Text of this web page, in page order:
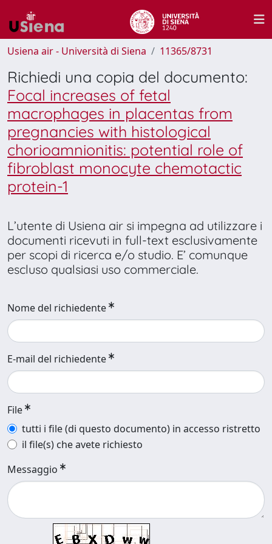
Usiena air - Università di Siena 11365/8731
Richiedi una copia del documento:
Focal increases of fetal
macrophages in placentas from
pregnancies with histological
chorioamnionitis: potential role of
fibroblast monocyte chemotactic
protein-1
L’utente di Usiena air si impegna ad utilizzare i
documenti ricevuti in full-text esclusivamente
per scopi di ricerca e/o studio. E’ comunque
escluso qualsiasi uso commerciale.
Nome del richiedente
E-mail del richiedente
File
tutti i file (di questo documento) in accesso ristretto
il file(s) che avete richiesto
Messaggio